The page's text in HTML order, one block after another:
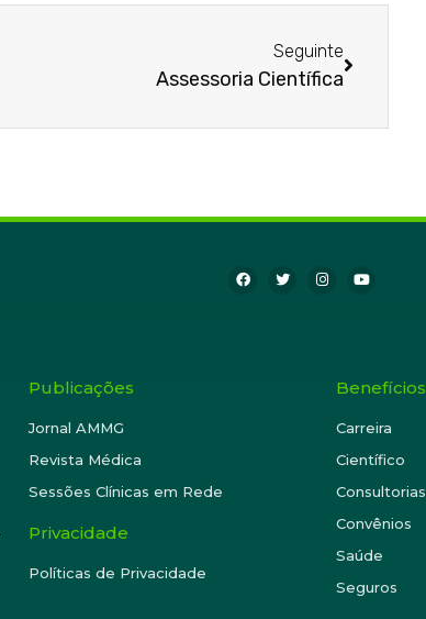
Seguinte
Assessoria Científica
Publicações
Jornal AMMG
Revista Médica
Sessões Clínicas em Rede
Privacidade
Políticas de Privacidade
Benefícios
Carreira
Científico
Consultorias
Convênios
Saúde
Seguros